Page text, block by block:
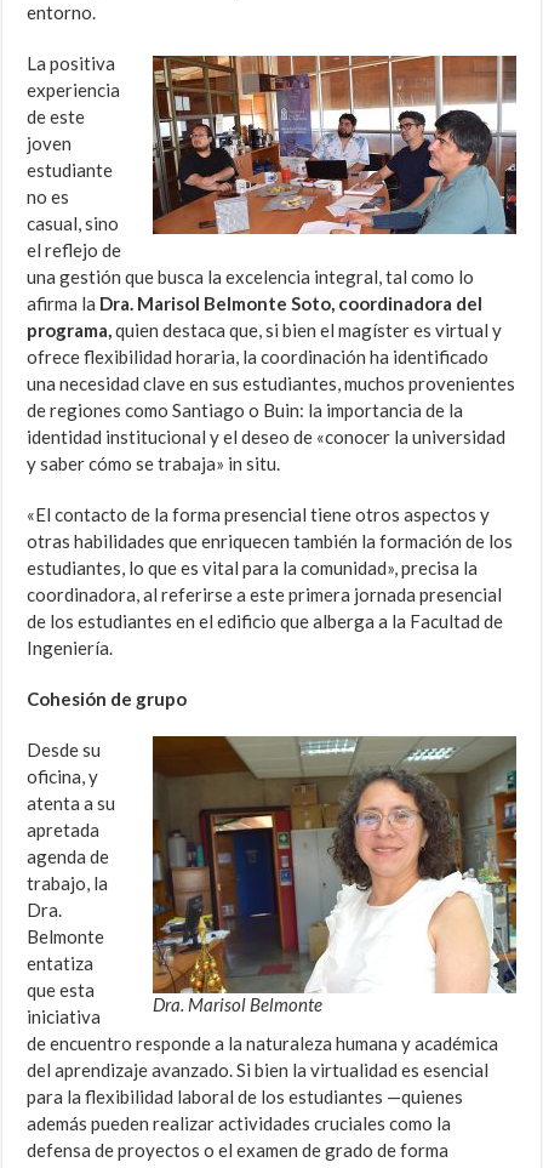
entorno.
La positiva
experiencia
de este
joven
estudiante
no es
casual, sino
el reflejo de
una gestión que busca la excelencia integral, tal como lo
afirma la Dra. Marisol Belmonte Soto, coordinadora del
programa,quien destaca que, si bien el magíster es virtual y
ofrece flexibilidad horaria, la coordinación ha identificado
una necesidad clave en sus estudiantes, muchos provenientes
de regiones como Santiago o Buin: la importancia de la
identidad institucional y el deseo de «conocer la universidad
y saber cómo se trabaja» in situ.
«El contacto de la forma presencial tiene otros aspectos y
otras habilidades que enriquecen también la formación de los
estudiantes, lo que es vital para la comunidad», precisa la
coordinadora, al referirse a este primera jornada presencial
de los estudiantes en el edificio que alberga a la Facultad de
Ingeniería.
Cohesión de grupo
Dra. Marisol Belmonte
Desde su
oficina, y
atenta a su
apretada
agenda de
trabajo, la
Dra.
Belmonte
entatiza
que esta
iniciativa
de encuentro responde a la naturaleza humana y académica
del aprendizaje avanzado. Si bien la virtualidad es esencial
para la flexibilidad laboral de los estudiantes —quienes
además pueden realizar actividades cruciales como la
defensa de proyectos o el examen de grado de forma